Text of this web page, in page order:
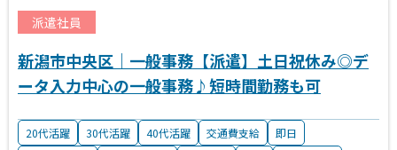
派遣社員
新潟市中央区｜一般事務【派遣】土日祝休み◎デ
ータ入力中心の一般事務♪短時間勤務も可
20代活躍 30代活躍 40代活躍 交通費支給
即日